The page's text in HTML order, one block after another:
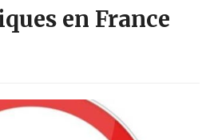
en France